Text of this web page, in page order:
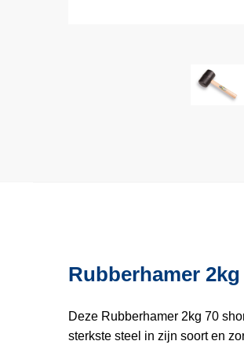
Rubberhamer
Deze Rubberhamer 2kg 70
sterkste steel in zijn soort en